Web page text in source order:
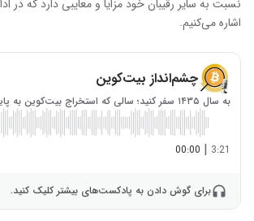
نسبت به سایر رقیبان خود مزایا و معایبی دارد که در
اشاره می‌کنیم.
چشم‌انداز بیت‌کوین
به سال ۱۴۳۵ سفر کنید؛ سالی که استخراج بیت‌کوین به پایان می‌رسد!
3:21
|
00:00
برای گوش دادن به پادکست‌های بیشتر کلیک کنید.